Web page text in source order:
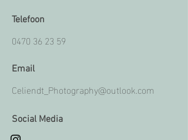
Telefoon
0470 36 23 59
Email
Celiendt_Photography@outlook.com
Social Media